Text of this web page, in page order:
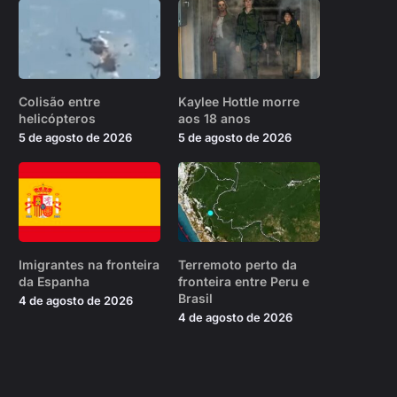
Colisão entre
helicópteros
5 de agosto de 2026
Kaylee Hottle morre
aos 18 anos
5 de agosto de 2026
Imigrantes na fronteira
da Espanha
4 de agosto de 2026
Terremoto perto da
fronteira entre Peru e
Brasil
4 de agosto de 2026